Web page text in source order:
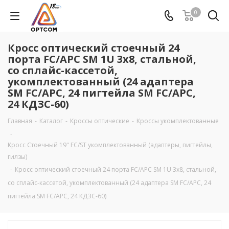
0
Кросс оптический стоечный 24
порта FC/APC SM 1U 3х8, стальной,
со сплайс-кассетой,
укомплектованный (24 адаптера
SM FC/APC, 24 пигтейла SM FC/APC,
24 КДЗС-60)
Главная - Каталог - Кроссы оптические - Кроссы укомплектованные
-
Кросс Стоечный 19" FC/ST укомплектованный (адаптеры, пигтейлы,
гилзы)
- Кросс оптический стоечный 24 порта FC/APC SM 1U 3х8, стальной,
со сплайс-кассетой, укомплектованный (24 адаптера SM FC/APC, 24
пигтейла SM FC/APC, 24 КДЗС-60)